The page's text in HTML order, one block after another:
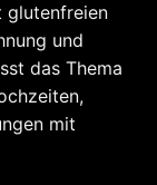
glutenfreien
und
das Thema
mit